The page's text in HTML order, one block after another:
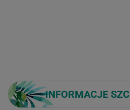
INFORMACJE